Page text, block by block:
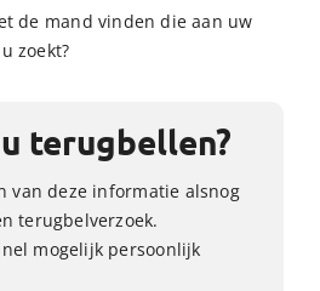
de mand vinden die aan uw
zoekt?
terugbellen?
van deze informatie alsnog
terugbelverzoek.
mogelijk persoonlijk